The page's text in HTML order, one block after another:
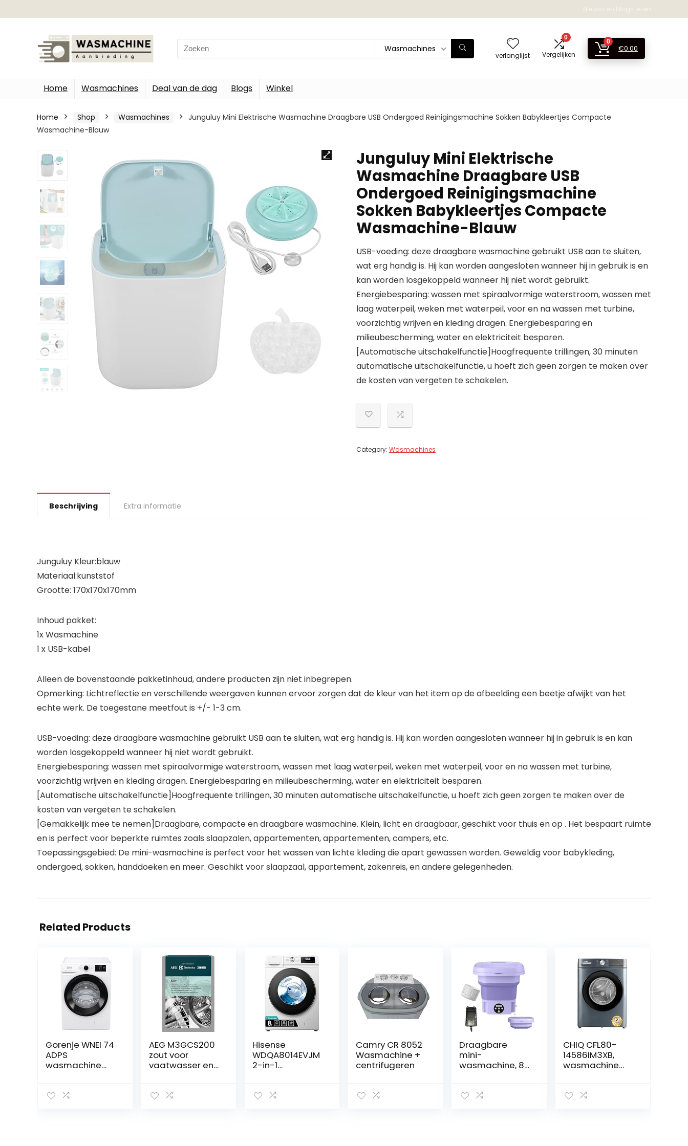
Nieuws en blogs lezen
Search
for:
Wasmachines
verlanglijst
0
Vergelijken
0
€0.00
Home Wasmachines Deal van de dag Blogs Winkel
Home Shop Wasmachines
Junguluy Mini Elektrische Wasmachine Draagbare USB Ondergoed Reinigingsmachine Sokken Babykleertjes Compacte
Wasmachine-Blauw
Junguluy Mini Elektrische
Wasmachine Draagbare USB
Ondergoed Reinigingsmachine
Sokken Babykleertjes Compacte
Wasmachine-Blauw
USB-voeding: deze draagbare wasmachine gebruikt USB aan te sluiten,
wat erg handig is. Hij kan worden aangesloten wanneer hij in gebruik is en
kan worden losgekoppeld wanneer hij niet wordt gebruikt.
Energiebesparing: wassen met spiraalvormige waterstroom, wassen met
laag waterpeil, weken met waterpeil, voor en na wassen met turbine,
voorzichtig wrijven en kleding dragen. Energiebesparing en
milieubescherming, water en elektriciteit besparen.
[Automatische uitschakelfunctie]Hoogfrequente trillingen, 30 minuten
automatische uitschakelfunctie, u hoeft zich geen zorgen te maken over
de kosten van vergeten te schakelen.
Category: Wasmachines
Beschrijving Extra informatie
Junguluy Kleur:blauw
Materiaal:kunststof
Grootte: 170x170x170mm
Inhoud pakket:
1x Wasmachine
1 x USB-kabel
Alleen de bovenstaande pakketinhoud, andere producten zijn niet inbegrepen.
Opmerking: Lichtreflectie en verschillende weergaven kunnen ervoor zorgen dat de kleur van het item op de afbeelding een beetje afwijkt van het
echte werk. De toegestane meetfout is +/- 1-3 cm.
USB-voeding: deze draagbare wasmachine gebruikt USB aan te sluiten, wat erg handig is. Hij kan worden aangesloten wanneer hij in gebruik is en kan
worden losgekoppeld wanneer hij niet wordt gebruikt.
Energiebesparing: wassen met spiraalvormige waterstroom, wassen met laag waterpeil, weken met waterpeil, voor en na wassen met turbine,
voorzichtig wrijven en kleding dragen. Energiebesparing en milieubescherming, water en elektriciteit besparen.
[Automatische uitschakelfunctie]Hoogfrequente trillingen, 30 minuten automatische uitschakelfunctie, u hoeft zich geen zorgen te maken over de
kosten van vergeten te schakelen.
[Gemakkelijk mee te nemen]Draagbare, compacte en draagbare wasmachine. Klein, licht en draagbaar, geschikt voor thuis en op . Het bespaart ruimte
en is perfect voor beperkte ruimtes zoals slaapzalen, appartementen, appartementen, campers, etc.
Toepassingsgebied: De mini-wasmachine is perfect voor het wassen van lichte kleding die apart gewassen worden. Geweldig voor babykleding,
ondergoed, sokken, handdoeken en meer. Geschikt voor slaapzaal, appartement, zakenreis, en andere gelegenheden.
Related Products
Gorenje WNEI 74
ADPS
wasmachine
kg, 1400
AEG M3GCS200
zout voor
vaatwasser en
Hisense
WDQA8014EVJM
2-in-1
klasse A,
Camry CR 8052
Wasmachine +
centrifugeren
Draagbare
mini-
wasmachine, 8 l,
kleine
CHIQ CFL80-
14586IM3XB,
wasmachine
toonbankdiepte,